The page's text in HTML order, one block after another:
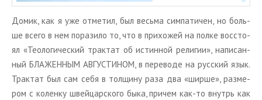
Домик, как я уже от­ме­тил, был весь­ма сим­па­ти­чен, но боль­
ше всего в нем по­ра­зи­ло то, что в при­хо­жей на полке вос­сто­
ял «Тео­ло­ги­че­ский трак­тат об ис­тин­ной ре­ли­гии», на­пи­сан­
ный БЛА­ЖЕН­НЫМ АВ­ГУ­СТИ­НОМ, в пе­ре­во­де на рус­ский язык.
Трак­тат был сам себя в тол­щи­ну раза два «ширше», раз­ме­
ром с ко­лен­ку швей­цар­ско­го быка, при­чем как-то внутрь как